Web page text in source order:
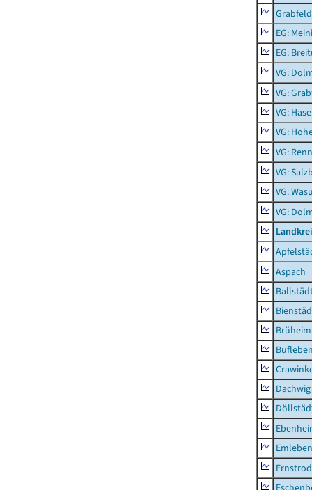
Grabfeld
EG:
EG:
VG:
VG:
VG:
VG:
VG:
VG:
VG:
VG:
Aspach
Brüheim
Dachwig
Emleben